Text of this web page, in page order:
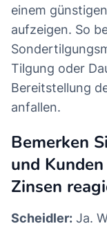
einem
aufzeigen. So
Tilgung oder
Bereitstellung
anfallen.
Bemerken
und
Zinsen
Scheidler: Ja.